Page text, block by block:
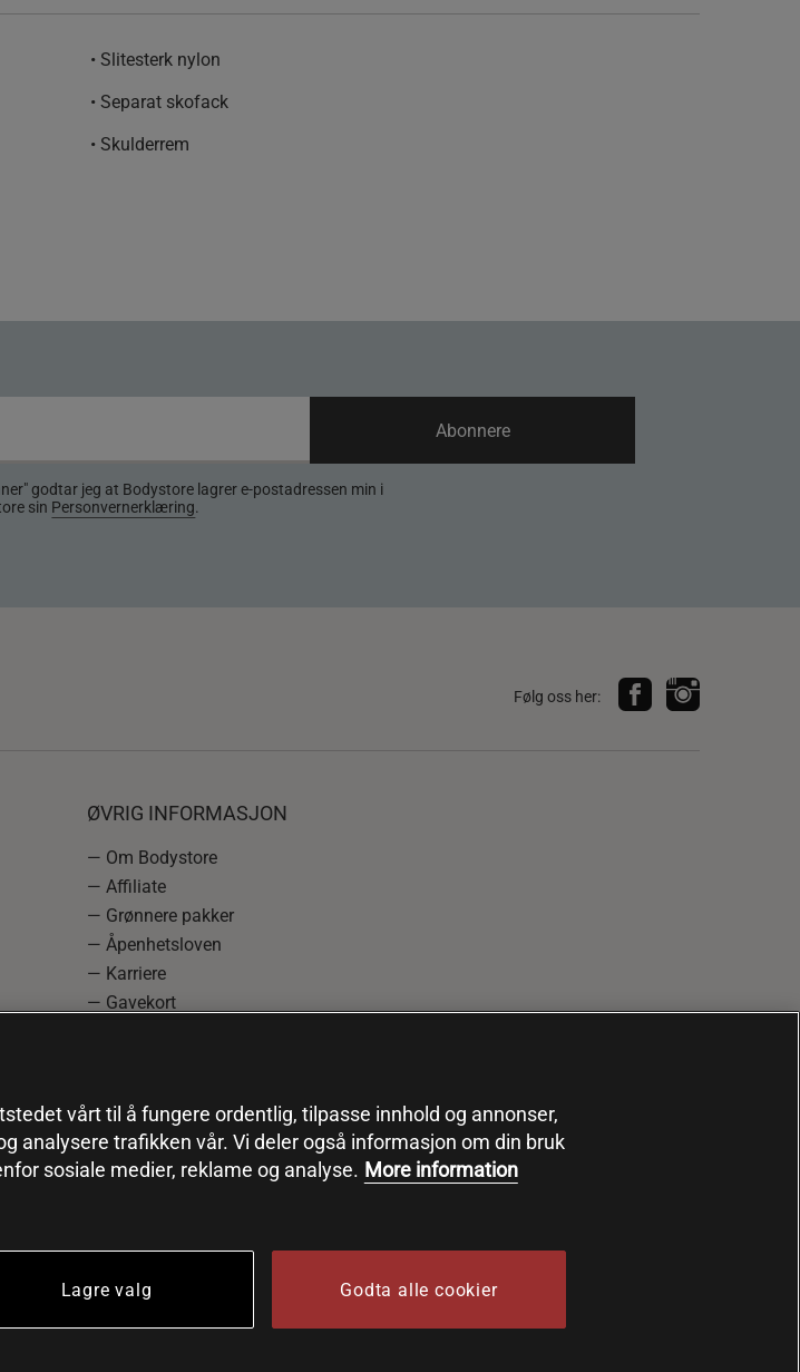
• Slitesterk nylon
• Separat skofack
• Skulderrem
godtar jeg at Bodystore lagrer e-postadressen min i
sin Personvernerklæring.
Abonnere
Følg oss her:
ØVRIG INFORMASJON
— Om Bodystore
— Affiliate
— Grønnere pakker
— Åpenhetsloven
— Karriere
— Gavekort
vårt til å fungere ordentlig, tilpasse innhold og annonser,
analysere trafikken vår. Vi deler også informasjon om din bruk
sosiale medier, reklame og analyse. More information
Lagre valg Godta alle cookier